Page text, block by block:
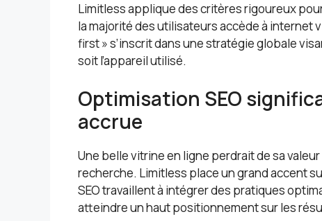
Limitless applique des critères rigoureux
la majorité des utilisateurs accède à internet
first » s’inscrit dans une stratégie globale
soit l’appareil utilisé.
Optimisation SEO
accrue
Une belle vitrine en ligne perdrait de sa
recherche. Limitless place un grand accent
SEO travaillent à intégrer des pratiques
atteindre un haut positionnement sur les